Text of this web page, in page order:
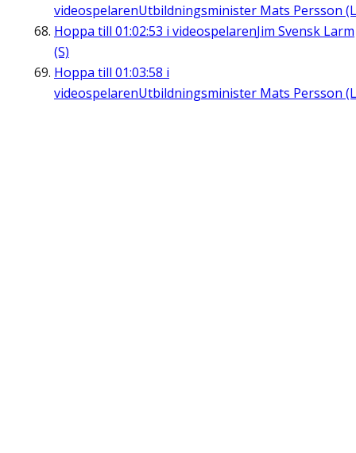
videospelarenUtbildningsminister Mats Persson
Hoppa till 01:02:53 i videospelarenJim Svensk Larm
(S)
Hoppa till 01:03:58 i
videospelarenUtbildningsminister Mats Persson